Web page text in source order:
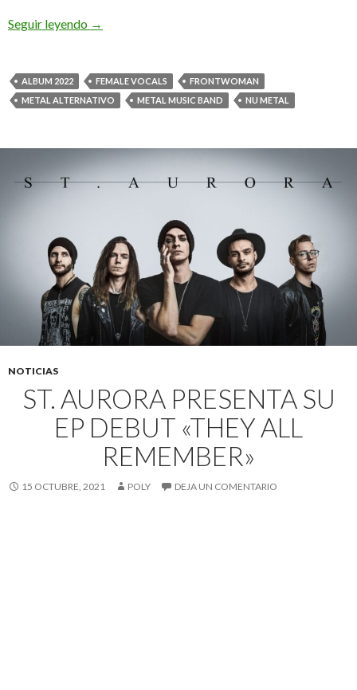
Seguir leyendo Insammer publica su álbum «Black Art»
→
ALBUM 2022 FEMALE VOCALS
FRONTWOMAN
METAL ALTERNATIVO
METAL MUSIC BAND NU METAL
NOTICIAS
ST. AURORA PRESENTA SU
EP DEBUT «THEY ALL
REMEMBER»
15 OCTUBRE, 2021 POLY DEJA UN COMENTARIO